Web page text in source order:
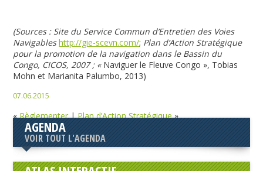
(Sources : Site du Service Commun d’Entretien des Voies
Navigableshttp://gie-scevn.com/; Plan d’Action Stratégique
pour la promotion de la navigation dans le Bassin du
Congo, CICOS, 2007 ; « Naviguer le Fleuve Congo », Tobias
Mohn et Marianita Palumbo, 2013)
07.06.2015
«Règlementer|Plan d’Action Stratégique»
AGENDA
VOIR TOUT L'AGENDA